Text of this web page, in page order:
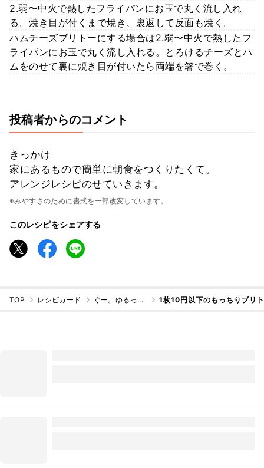
2.弱〜中火で熱したフライパンにお玉で丸く流し入れ
る。焼き目が付くまで焼き、裏返して反面も焼く。
ハムチーズブリトーにする場合は2.弱〜中火で熱したフ
ライパンにお玉で丸く流し入れる。とろけるチーズとハ
ムをのせて裏に焼き目が付いたら両端を箸で巻く。
投稿者からのコメント
きっかけ
家にあるもので簡単に朝食をつくりたくて。
アレンジレシピのせていきます。
※みやすさのために書式を一部改変しています。
このレシピをシェアする
TOP レシピカード ぐー。ゆるっと節約主婦 1枚10円以下のもっちりブリ